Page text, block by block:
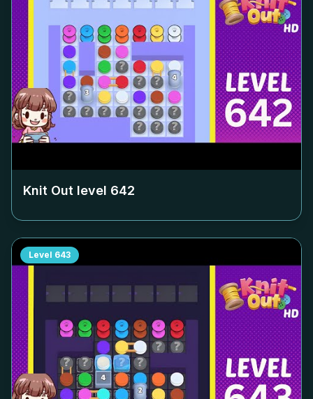
Knit Out level 642
Level 643